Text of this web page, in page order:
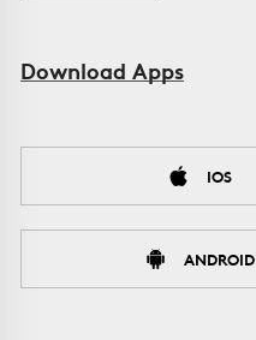
Download Apps
IOS
ANDROID